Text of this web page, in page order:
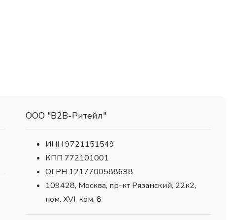
ООО "В2В-Ритейл"
ИНН 9721151549
КПП 772101001
ОГРН 1217700588698
109428, Москва, пр-кт Рязанский, 22к2,
пом. XVI, ком. 8